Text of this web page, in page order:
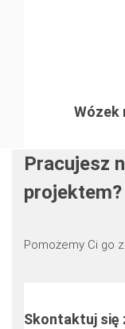
Wózek
Pracujesz
projektem?
Pomożemy Ci go
Skontaktuj się